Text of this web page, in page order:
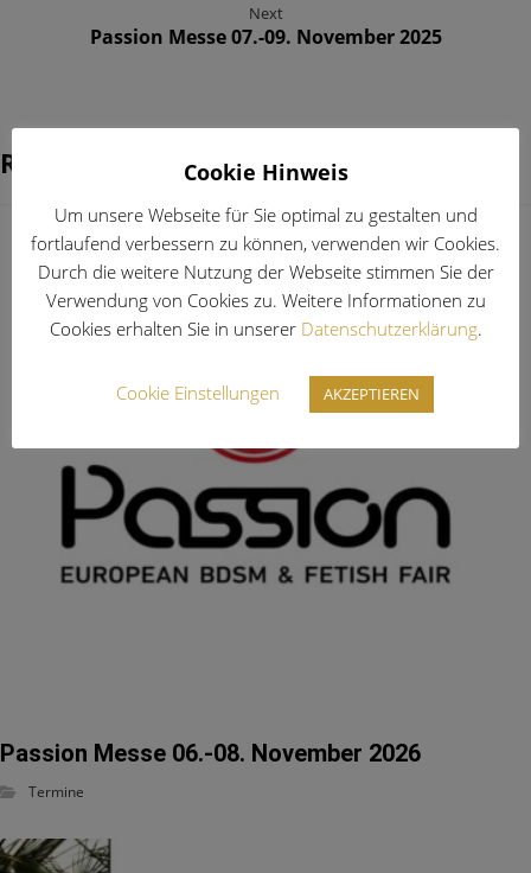
Next
Passion Messe 07.-09. November 2025
Related Posts ...
Passion Messe 06.-08. November 2026
Termine
Cookie Hinweis
Um unsere Webseite für Sie optimal zu gestalten und
fortlaufend verbessern zu können, verwenden wir Cookies.
Durch die weitere Nutzung der Webseite stimmen Sie der
Verwendung von Cookies zu. Weitere Informationen zu
Cookies erhalten Sie in unserer Datenschutzerklärung.
Cookie Einstellungen AKZEPTIEREN